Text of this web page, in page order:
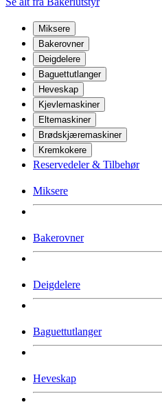
Miksere
Bakerovner
Deigdelere
Baguettutlanger
Heveskap
Kjevlemaskiner
Eltemaskiner
Brødskjæremaskiner
Kremkokere
Reservedeler & Tilbehør
Miksere
Bakerovner
Deigdelere
Baguettutlanger
Heveskap